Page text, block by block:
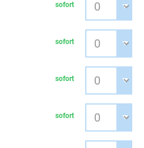
sofort
sofort
sofort
sofort